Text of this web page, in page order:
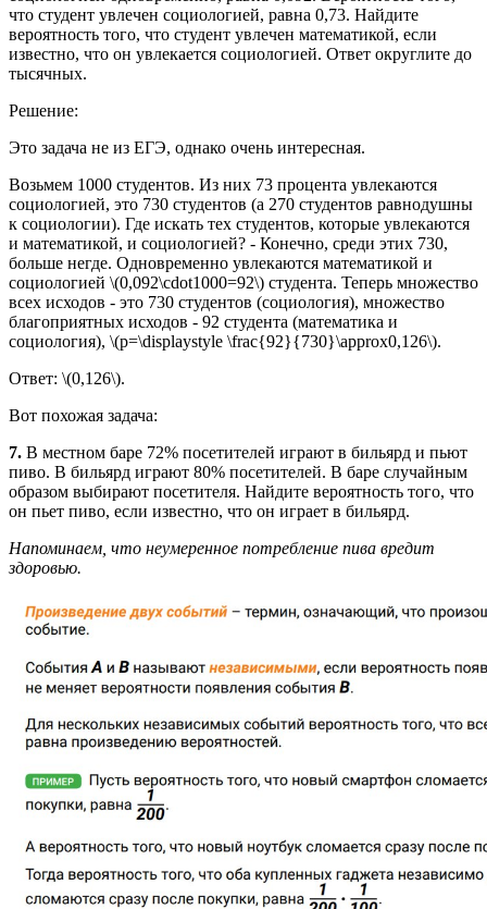
что студент увлечен социологией, равна 0,73. Найдите
вероятность того, что студент увлечен математикой, если
известно, что он увлекается социологией. Ответ округлите до
тысячных.
Решение:
Это задача не из ЕГЭ, однако очень интересная.
Возьмем 1000 студентов. Из них 73 процента увлекаются
социологией, это 730 студентов (а 270 студентов равнодушны
к социологии). Где искать тех студентов, которые увлекаются
и математикой, и социологией? - Конечно, среди этих 730,
больше негде. Одновременно увлекаются математикой и
социологией \(0,092\cdot1000=92\) студента. Теперь множество
всех исходов - это 730 студентов (социология), множество
благоприятных исходов - 92 студента (математика и
социология), \(p=\displaystyle \frac{92}{730}\approx0,126\).
Ответ: \(0,126\).
Вот похожая задача:
7. В местном баре 72% посетителей играют в бильярд и пьют
пиво. В бильярд играют 80% посетителей. В баре случайным
образом выбирают посетителя. Найдите вероятность того, что
он пьет пиво, если известно, что он играет в бильярд.
Напоминаем, что неумеренное потребление пива вредит
здоровью.